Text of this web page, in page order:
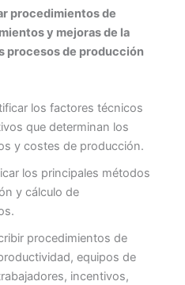
procedimientos de
y mejoras de la
procesos de producción
los factores técnicos
que determinan los
y costes de producción.
los principales métodos
y cálculo de
procedimientos de
equipos de
incentivos,